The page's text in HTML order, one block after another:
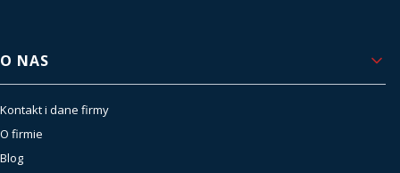
Linki w stopce
O NAS
Kontakt i dane firmy
O firmie
Blog